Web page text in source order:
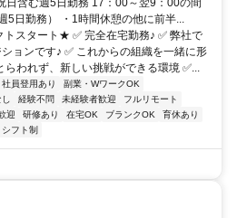
含む週5日勤務 17：00～翌9：00の間
5日勤務） ・1時間休憩の他に前半...
スタート★ ✅ 完全在宅勤務♪ ✅ 弊社で
ョンです♪ ✅ これからの組織を一緒に形
らわれず、新しい挑戦ができる環境 ✅...
社員登用あり
副業・WワークOK
経験不問 未経験者歓迎
フルリモート
迎 研修あり 在宅OK ブランクOK
育休あり
シフト制